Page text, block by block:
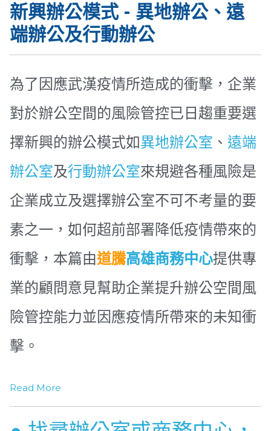
新興辦公模式 - 異地辦公、遠
端辦公及行動辦公
為了因應武漢疫情所造成的衝擊，企業
對於辦公空間的風險管控已日趨重要選
擇新興的辦公模式如異地辦公室 、 遠端
辦公室及行動辦公室來規避各種風險是
企業成立及選擇辦公室不可不考量的要
素之一，如何超前部署降低疫情帶來的
衝擊，本篇由道騰高雄商務中心提供專
業的顧問意見幫助企業提升辦公空間風
險管控能力並因應疫情所帶來的未知衝
擊。
Read More